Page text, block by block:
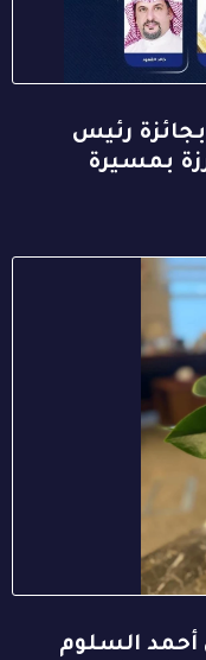
رئيس
بمسيرة
أحمد السلوم